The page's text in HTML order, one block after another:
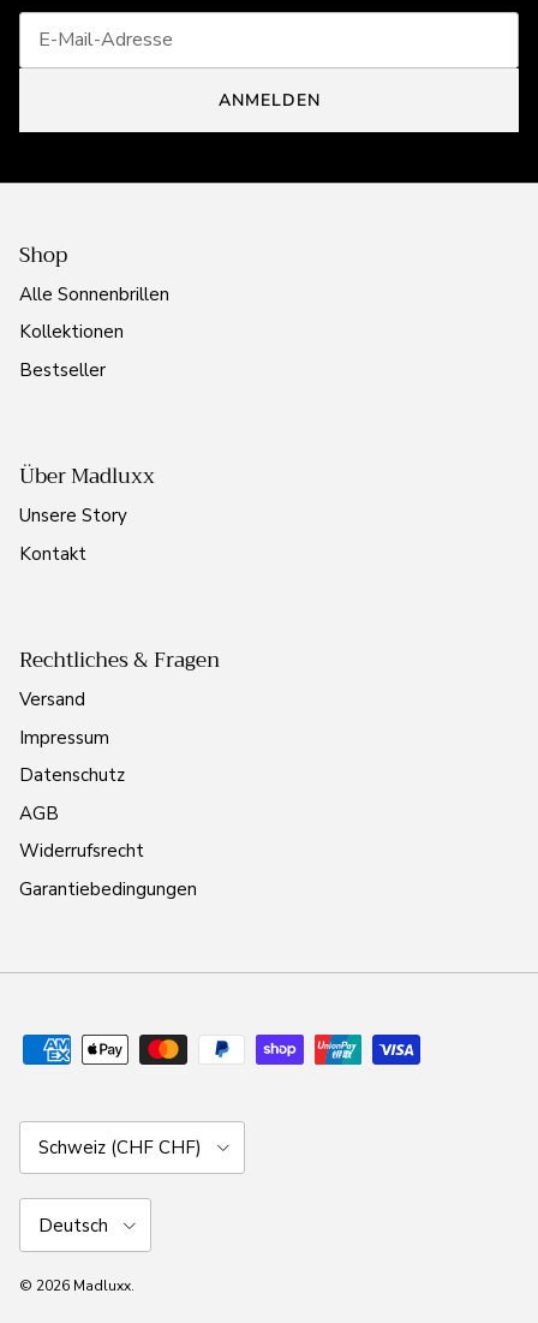
ANMELDEN
Shop
Alle Sonnenbrillen
Kollektionen
Bestseller
Über Madluxx
Unsere Story
Kontakt
Rechtliches & Fragen
Versand
Impressum
Datenschutz
AGB
Widerrufsrecht
Garantiebedingungen
Land/Region
Schweiz (CHF CHF)
Sprache
Deutsch
© 2026 Madluxx.